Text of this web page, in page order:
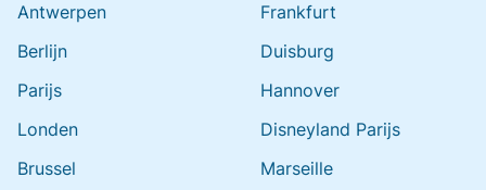
Antwerpen
Berlijn
Parijs
Londen
Brussel
Frankfurt
Duisburg
Hannover
Disneyland Parijs
Marseille